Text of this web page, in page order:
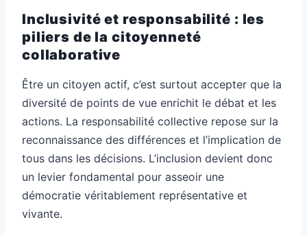
Inclusivité et responsabilité : les
piliers de la citoyenneté
collaborative
Être un citoyen actif, c’est surtout accepter que la
diversité de points de vue enrichit le débat et les
actions. La responsabilité collective repose sur la
reconnaissance des différences et l’implication de
tous dans les décisions. L’inclusion devient donc
un levier fondamental pour asseoir une
démocratie véritablement représentative et
vivante.